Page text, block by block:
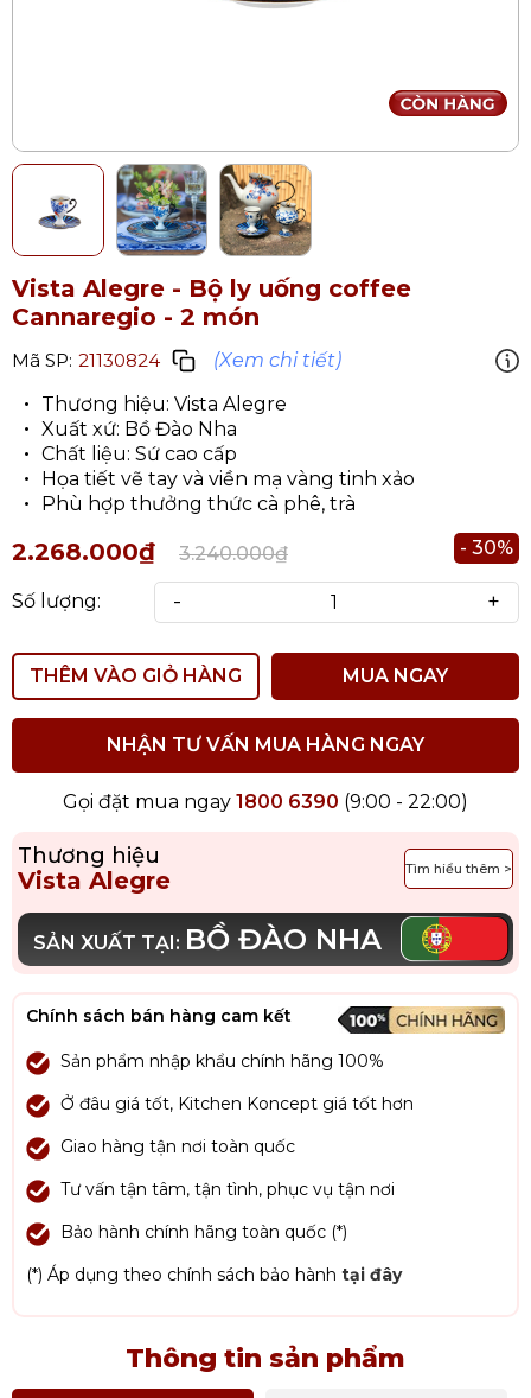
Vista Alegre - Bộ ly uống coffee
Cannaregio - 2 món
Mã SP: 21130824
(Xem chi tiết)
Thương hiệu: Vista Alegre
Xuất xứ: Bồ Đào Nha
Chất liệu: Sứ cao cấp
Họa tiết vẽ tay và viền mạ vàng tinh xảo
Phù hợp thưởng thức cà phê, trà
2.268.000₫ 3.240.000₫ - 30%
Số lượng: - +
THÊM VÀO GIỎ HÀNG MUA NGAY
NHẬN TƯ VẤN MUA HÀNG NGAY
Gọi đặt mua ngay 1800 6390 (9:00 - 22:00)
Thương hiệu
Vista Alegre Tìm hiểu thêm >
SẢN XUẤT TẠI: BỒ ĐÀO NHA
Chính sách bán hàng cam kết
Sản phẩm nhập khẩu chính hãng 100%
Ở đâu giá tốt, Kitchen Koncept giá tốt hơn
Giao hàng tận nơi toàn quốc
Tư vấn tận tâm, tận tình, phục vụ tận nơi
Bảo hành chính hãng toàn quốc (*)
(*) Áp dụng theo chính sách bảo hành tại đây
Thông tin sản phẩm